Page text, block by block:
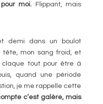
moi. Flippant, mais
demi dans un boulot
mon sang froid, et
claque tout pour être à
quand une période
je me rappelle cette
c’est galère, mais